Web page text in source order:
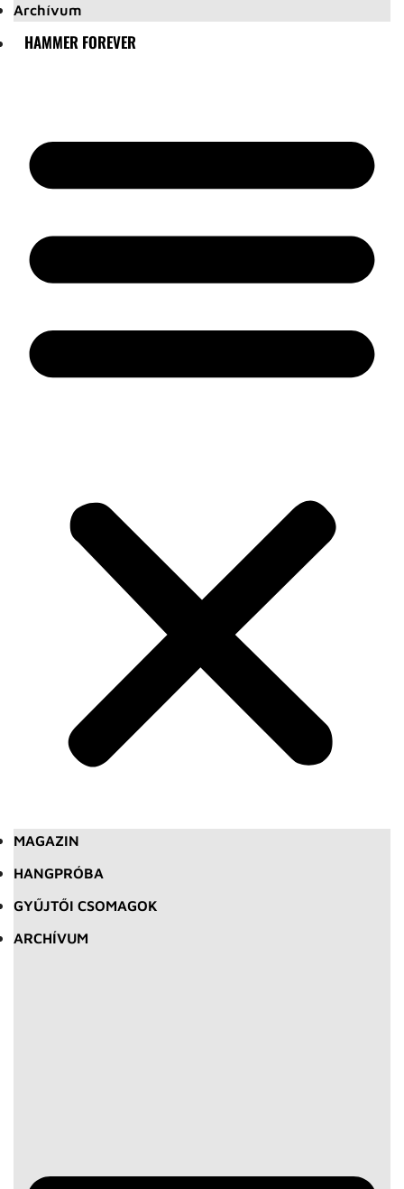
Archívum
HAMMER FOREVER
MAGAZIN
HANGPRÓBA
GYŰJTŐI CSOMAGOK
ARCHÍVUM